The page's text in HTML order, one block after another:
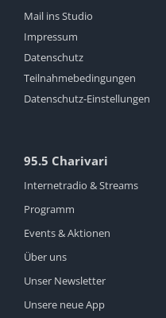
Mail ins Studio
Impressum
Datenschutz
Teilnahmebedingungen
Datenschutz-Einstellungen
95.5 Charivari
Internetradio & Streams
Programm
Events & Aktionen
Über uns
Unser Newsletter
Unsere neue App